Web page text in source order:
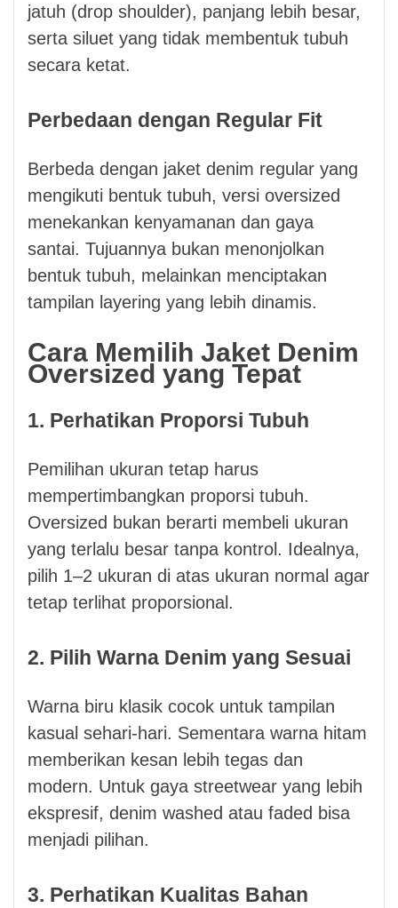
jatuh (drop shoulder), panjang lebih besar,
serta siluet yang tidak membentuk tubuh
secara ketat.
Perbedaan dengan Regular Fit
Berbeda dengan jaket denim regular yang
mengikuti bentuk tubuh, versi oversized
menekankan kenyamanan dan gaya
santai. Tujuannya bukan menonjolkan
bentuk tubuh, melainkan menciptakan
tampilan layering yang lebih dinamis.
Cara Memilih Jaket Denim
Oversized yang Tepat
1. Perhatikan Proporsi Tubuh
Pemilihan ukuran tetap harus
mempertimbangkan proporsi tubuh.
Oversized bukan berarti membeli ukuran
yang terlalu besar tanpa kontrol. Idealnya,
pilih 1–2 ukuran di atas ukuran normal agar
tetap terlihat proporsional.
2. Pilih Warna Denim yang Sesuai
Warna biru klasik cocok untuk tampilan
kasual sehari-hari. Sementara warna hitam
memberikan kesan lebih tegas dan
modern. Untuk gaya streetwear yang lebih
ekspresif, denim washed atau faded bisa
menjadi pilihan.
3. Perhatikan Kualitas Bahan